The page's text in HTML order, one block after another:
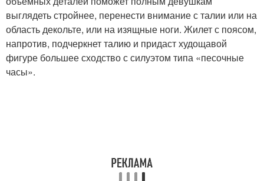
выглядеть стройнее, перенести внимание с талии или на
область декольте, или на изящные ноги. Жилет с поясом,
напротив, подчеркнет талию и придаст худощавой
фигуре большее сходство с силуэтом типа «песочные
часы».